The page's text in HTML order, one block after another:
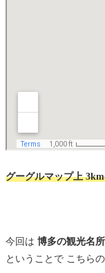
グーグルマップ上
今回は 博多の観光名
ということで こちら